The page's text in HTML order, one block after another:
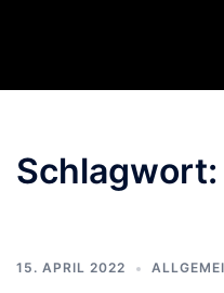
Schlagwort:
15. APRIL 2022